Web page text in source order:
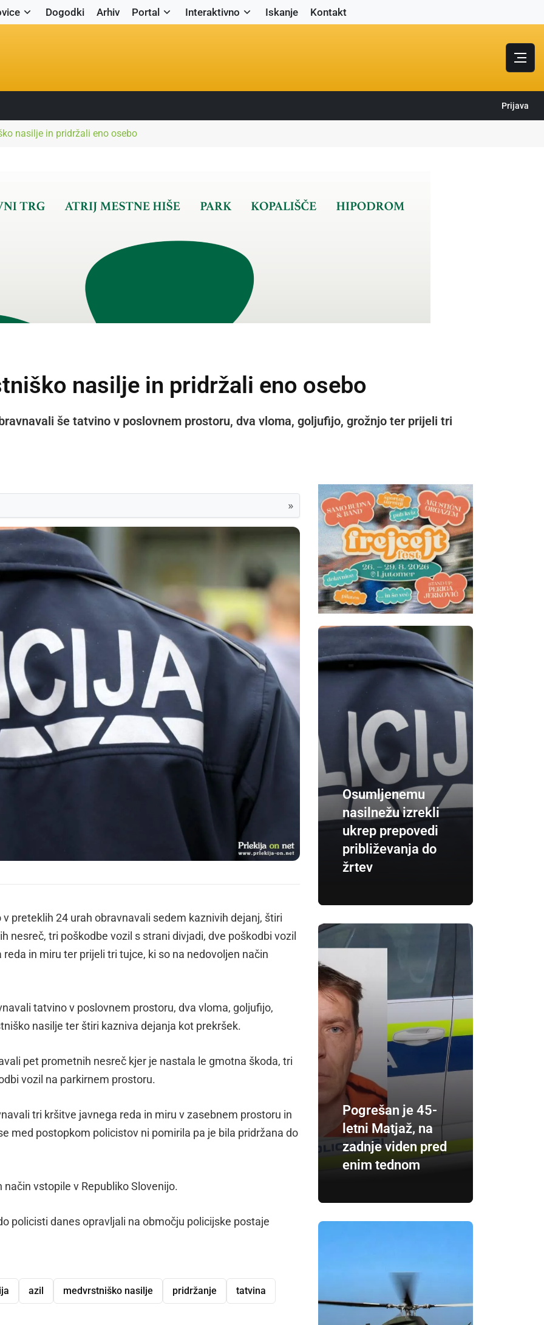
Dogodki Arhiv Portal Interaktivno Iskanje Kontakt
Prijava
nasilje in pridržali eno osebo
nasilje in pridržali eno osebo
še tatvino v poslovnem prostoru, dva vloma, goljufijo, grožnjo ter prijeli tri
»
v preteklih 24 urah obravnavali sedem kaznivih dejanj, štiri
nesreč, tri poškodbe vozil s strani divjadi, dve poškodbi vozil
in miru ter prijeli tri tujce, ki so na nedovoljen način
tatvino v poslovnem prostoru, dva vloma, goljufijo,
nasilje ter štiri kazniva dejanja kot prekršek.
pet prometnih nesreč kjer je nastala le gmotna škoda, tri
vozil na parkirnem prostoru.
tri kršitve javnega reda in miru v zasebnem prostoru in
med postopkom policistov ni pomirila pa je bila pridržana do
način vstopile v Republiko Slovenijo.
policisti danes opravljali na območju policijske postaje
azil medvrstniško nasilje pridržanje tatvina
Osumljenemu
nasilnežu izrekli
ukrep prepovedi
približevanja do
žrtev
Pogrešan je 45-
letni Matjaž, na
zadnje viden pred
enim tednom